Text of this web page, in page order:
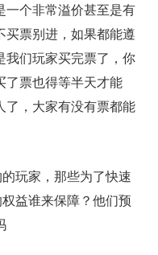
一个非常溢价甚至是有
买票别进，如果都能遵
我们玩家买完票了，你
了票也得等半天才能
了，大家有没有票都能
玩家，那些为了快速
益谁来保障？他们预